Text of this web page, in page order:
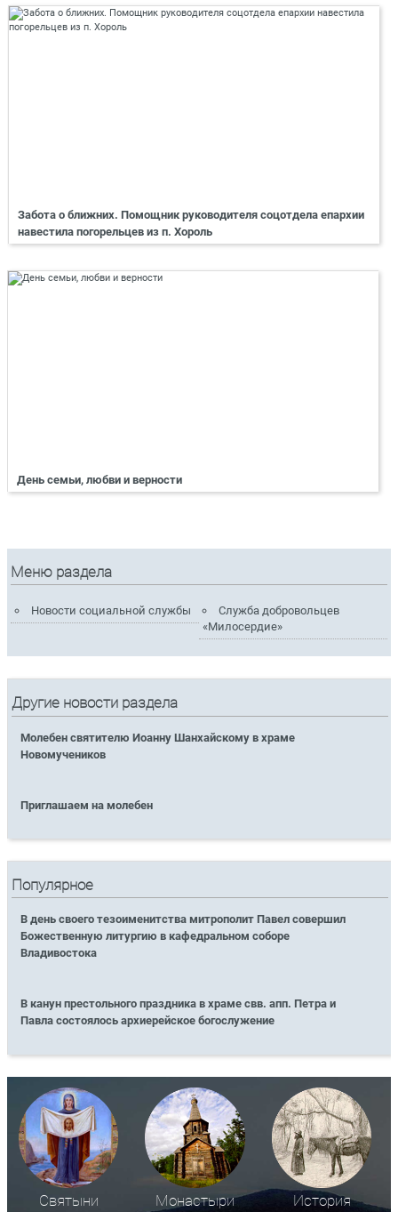
Забота о ближних. Помощник руководителя соцотдела епархии
навестила погорельцев из п. Хороль
День семьи, любви и верности
Меню раздела
Новости социальной службы
Служба добровольцев
«Милосердие»
Другие новости раздела
Молебен святителю Иоанну Шанхайскому в храме
Новомучеников
Приглашаем на молебен
Популярное
В день своего тезоименитства митрополит Павел совершил
Божественную литургию в кафедральном соборе
Владивостока
В канун престольного праздника в храме свв. апп. Петра и
Павла состоялось архиерейское богослужение
Святыни Монастыри История